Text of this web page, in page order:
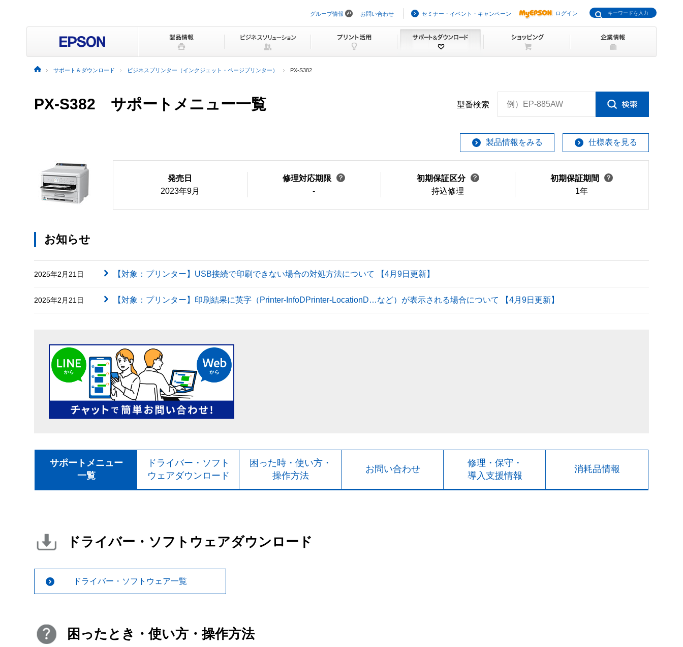
ビ
ョ
グループ情報 お問い合わせ セミナー・イベント・キャンペーン ログイン
サポート＆ダウンロード ビジネスプリンター（インクジェット・ページプリンター） PX-S382
PX-S382 サポートメニュー一覧 型番検索 例）EP-885AW
製品情報をみる 仕様表を見る
発売日
2023年9月
修理対応期限
-
初期保証区分
持込修理
初期保証期間
1年
お知らせ
2025年2月21日 【対象：プリンター】USB接続で印刷できない場合の対処方法について 【4月9日更新】
2025年2月21日 【対象：プリンター】印刷結果に英字（Printer-InfoDPrinter-LocationD…など）が表示される場合について 【4月9日更新】
サポートメニュー
一覧
ドライバー・ソフト
ウェアダウンロード
困った時・使い方・
操作方法
お問い合わせ
修理・保守・
導入支援情報
消耗品情報
ドライバー・ソフトウェアダウンロード
ドライバー・ソフトウェア一覧
困ったとき・使い方・操作方法